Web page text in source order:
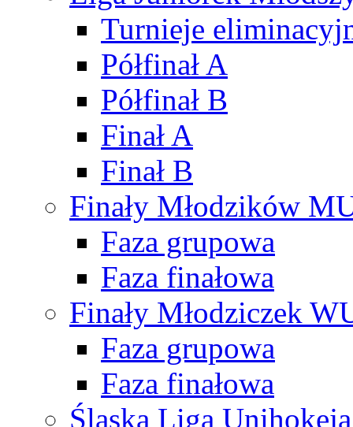
Turnieje
Półfinał A
Półfinał B
Finał A
Finał B
Finały Młodzików
Faza grupowa
Faza finałowa
Finały Młodziczek
Faza grupowa
Faza finałowa
Śląska Liga Unihokeja